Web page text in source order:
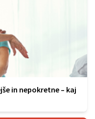
in nepokretne – kaj